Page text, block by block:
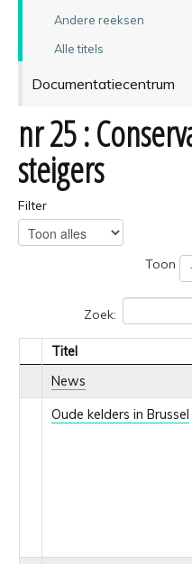
Andere reeksen
Alle titels
Documentatiecentrum
nr 25 :
steigers
Filter
Toon
Zoek:
Titel
News
Oude kelders in Brussel